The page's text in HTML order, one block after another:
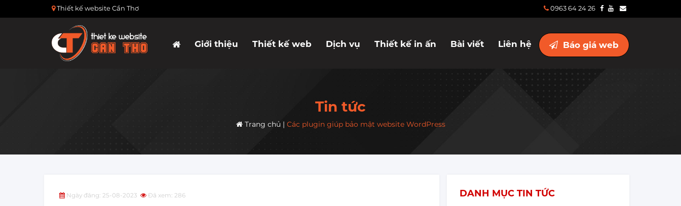
Thiết kế website Cần Thơ 0963 64 24 26
Giới thiệu Thiết kế web Dịch vụ Thiết kế in ấn Bài viết Liên hệ Báo giá web
Tin tức
Trang chủ | Các plugin giúp bảo mật website WordPress
Ngày đăng: 25-08-2023 Đã xem: 286 DANH MỤC TIN TỨC